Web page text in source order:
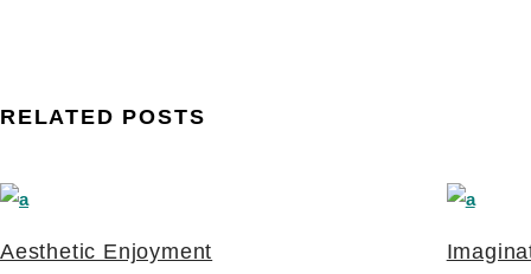
RELATED POSTS
Aesthetic Enjoyment